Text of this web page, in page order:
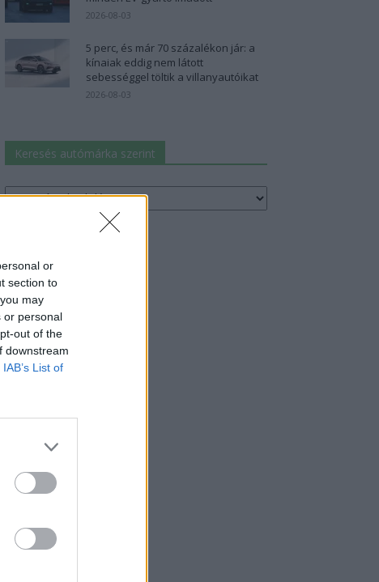
or
section to
may
or personal
out of the
downstream
IAB’s List of
2026-08-03
5 perc, és már 70 százalékon jár: a
kínaiak eddig nem látott
sebességgel töltik a villanyautóikat
2026-08-03
Keresés autómárka szerint
Keresés
autómárka